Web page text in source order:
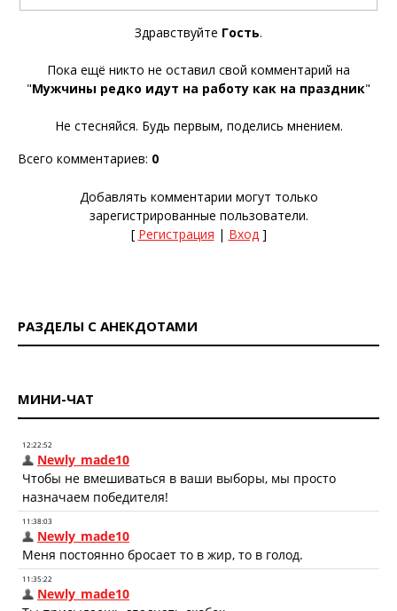
Здравствуйте Гость.
Пока ещё никто не оставил свой комментарий на
"Мужчины редко идут на работу как на праздник"
Не стесняйся. Будь первым, поделись мнением.
Всего комментариев: 0
Добавлять комментарии могут только
зарегистрированные пользователи.
[ Регистрация | Вход]
РАЗДЕЛЫ С АНЕКДОТАМИ
МИНИ-ЧАТ